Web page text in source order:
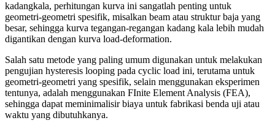
kadangkala, perhitungan kurva ini sangatlah penting untuk
geometri-geometri spesifik, misalkan beam atau struktur baja yang
besar, sehingga kurva tegangan-regangan kadang kala lebih mudah
digantikan dengan kurva load-deformation.
Salah satu metode yang paling umum digunakan untuk melakukan
pengujian hysteresis looping pada cyclic load ini, terutama untuk
geometri-geometri yang spesifik, selain menggunakan eksperimen
tentunya, adalah menggunakan FInite Element Analysis (FEA),
sehingga dapat meminimalisir biaya untuk fabrikasi benda uji atau
waktu yang dibutuhkanya.